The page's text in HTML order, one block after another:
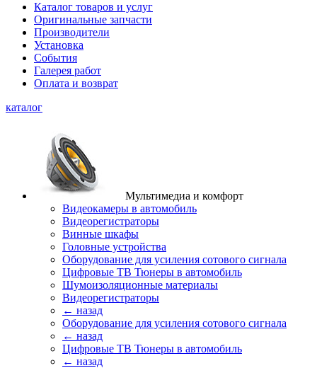
Каталог товаров и услуг
Оригинальные запчасти
Производители
Установка
События
Галерея работ
Оплата и возврат
каталог
Мультимедиа и комфорт
Видеокамеры в автомобиль
Видеорегистраторы
Винные шкафы
Головные устройства
Оборудование для усиления сотового сигнала
Цифровые ТВ Тюнеры в автомобиль
Шумоизоляционные материалы
Видеорегистраторы
← назад
Оборудование для усиления сотового сигнала
← назад
Цифровые ТВ Тюнеры в автомобиль
← назад